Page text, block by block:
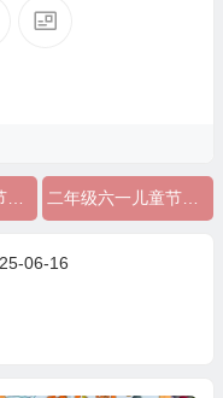
二年级六一儿童节手抄报简单好画 二年级六一儿童节的手抄报
06-16